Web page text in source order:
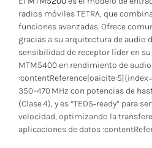
radios móviles TETRA, que
funciones avanzadas. Ofrece
gracias a su arquitectura de audio
sensibilidad de receptor líder en
MTM5400 en rendimiento de
350–470 MHz con potencias de
(Clase 4), y es “TEDS‑ready” para
velocidad, optimizando la
aplicaciones de datos